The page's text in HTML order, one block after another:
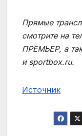
Прямые
смотрите на
ПРЕМЬЕР, а
и sportbox.ru.
Источник